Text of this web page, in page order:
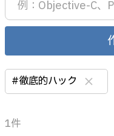
#徹底的ハック clear
1件